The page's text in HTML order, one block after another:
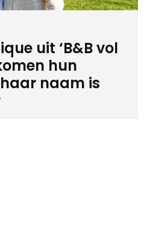
uit ‘B&B vol
hun
naam is